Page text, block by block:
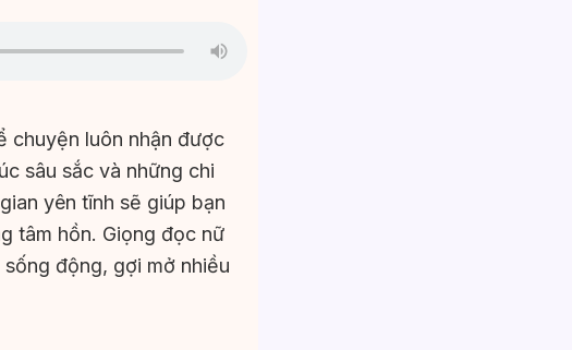
chuyện luôn nhận được
sâu sắc và những chi
yên tĩnh sẽ giúp bạn
tâm hồn. Giọng đọc nữ
động, gợi mở nhiều